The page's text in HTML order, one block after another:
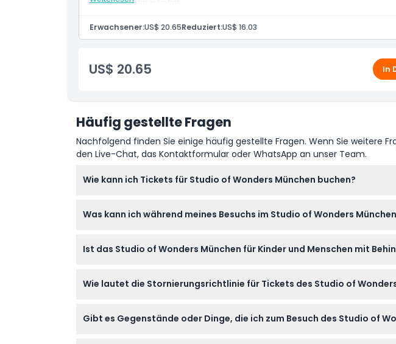
Wie man dorthin gelangt
Stornierungsbedingungen
90-minütiger Eintritt
Erwachsener:US$ 20.65Reduziert:US$ 16.03
US$ 20.65 In
Häufig gestellte Fragen
Nachfolgend finden Sie einige häufig gestellte Fragen. Wenn Sie weitere
den Live-Chat, das Kontaktformular oder WhatsApp an unser Team.
Wie kann ich Tickets für Studio of Wonders München buchen?
und Ihre bevorzugte Uhrzeit, um Ihren Platz zu sichern.
Was kann ich während meines Besuchs im Studio of Wonders
eine bunte Endless Dancefloor für tolle Fotos und Kreativität.
Ist das Studio of Wonders München für Kinder und Menschen mit
Aufzug zugänglich und die meisten Installationen sind barrierefrei.
Wie lautet die Stornierungsrichtlinie für Tickets des Studio of
Gibt es Gegenstände oder Dinge, die ich zum Besuch des Studio of